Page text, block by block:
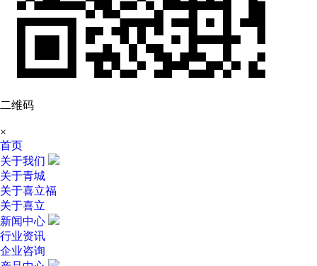
二维码
×
首页
关于我们
关于青城
关于喜立福
关于喜立
新闻中心
行业资讯
企业咨询